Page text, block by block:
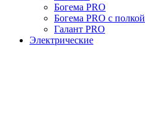
Богема PRO
Богема PRO с полкой
Галант PRO
Электрические